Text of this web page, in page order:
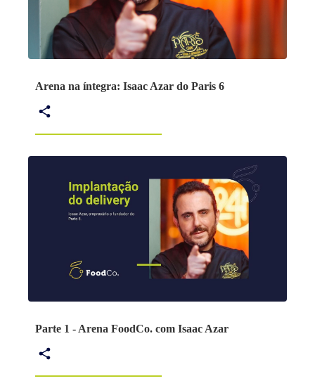
Arena na íntegra: Isaac Azar do Paris 6
Parte 1 - Arena FoodCo. com Isaac Azar